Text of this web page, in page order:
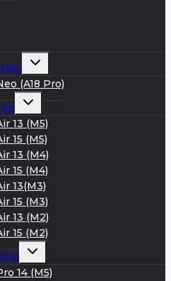
Развернуть
меню
(A18 Pro)
Развернуть
меню
13 (M5)
15 (M5)
13 (M4)
15 (M4)
13(M3)
15 (M3)
13 (M2)
15 (M2)
Развернуть
меню
14 (M5)